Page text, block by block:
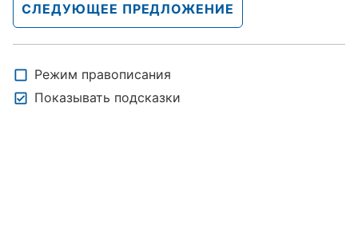
СЛЕДУЮЩЕЕ ПРЕДЛОЖЕНИЕ
Режим правописания
Показывать подсказки